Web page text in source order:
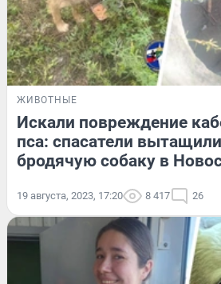
ЖИВОТНЫЕ
Искали повреждение
пса: спасатели
бродячую собаку в
19 августа, 2023, 17:20 8 417 26